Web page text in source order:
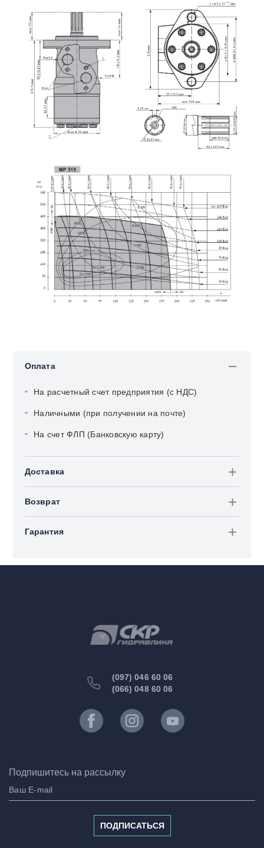
Оплата
На расчетный счет предприятия (с НДС)
Наличными (при получении на почте)
На счет ФЛП (Банковскую карту)
Доставка
Возврат
Гарантия
(097) 046 60 06
(066) 048 60 06
Подпишитесь на рассылку
ПОДПИСАТЬСЯ